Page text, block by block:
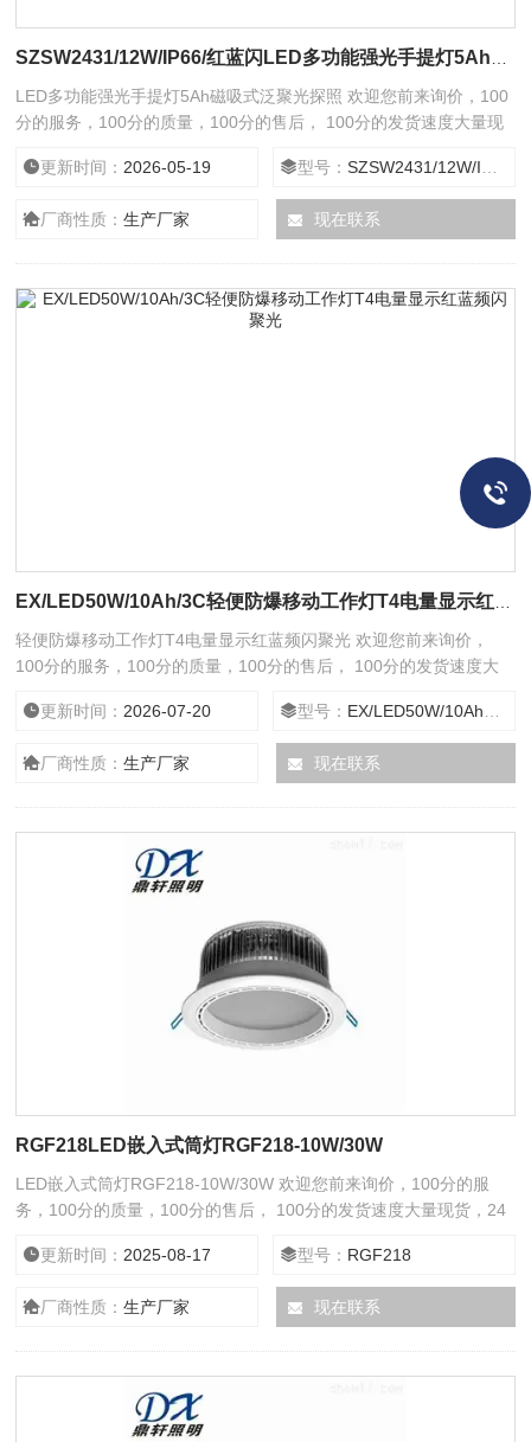
LED多功能强光手提灯5Ah磁吸式泛聚光探照 欢迎您前来询价，100
分的服务，100分的质量，100分的售后， 100分的发货速度大量现
更新时间： 2026-05-19 型号：SZSW2431/12W/IP66/红蓝闪
厂商性质：生产厂家 现在联系
轻便防爆移动工作灯T4电量显示红蓝频闪聚光 欢迎您前来询价，
100分的服务，100分的质量，100分的售后， 100分的发货速度大
更新时间： 2026-07-20 型号： EX/LED50W/10Ah/3C
厂商性质：生产厂家 现在联系
RGF218LED嵌入式筒灯RGF218-10W/30W
LED嵌入式筒灯RGF218-10W/30W 欢迎您前来询价，100分的服
务，100分的质量，100分的售后， 100分的发货速度大量现货，24
更新时间： 2025-08-17 型号： RGF218
厂商性质：生产厂家 现在联系